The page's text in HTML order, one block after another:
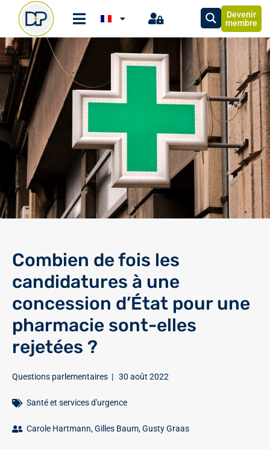
Devenir
membre
Combien de fois les
candidatures à une
concession d’État pour une
pharmacie sont-elles
rejetées ?
Questions parlementaires | 30 août 2022
Santé et services d'urgence
Carole Hartmann,Gilles Baum,Gusty Graas